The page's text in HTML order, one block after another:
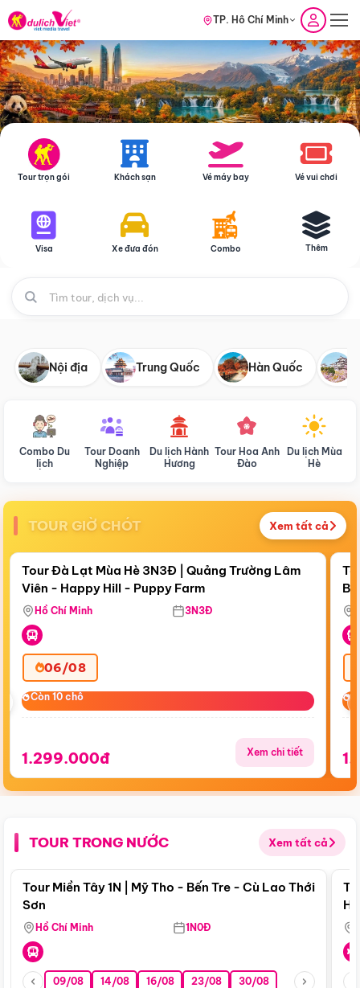
TP. Hồ Chí Minh
Tour trọn gói Khách sạn Vé máy bay Vé vui chơi
Visa Xe đưa đón Combo Thêm
Nội địa Trung Quốc Hàn Quốc
Combo Du
lịch
Tour Doanh
Nghiệp
Du lịch Hành
Hương
Tour Hoa Anh
Đào
Du lịch Mùa
Hè
TOUR GIỜ CHÓT Xem tất cả
Còn18:30:54
Điểm nổi bật
Tour Đà Lạt Mùa Hè 3N3Đ | Quảng Trường Lâm
Viên - Happy Hill - Puppy Farm
Hồ Chí Minh 3N3Đ
06/08
Còn 10 chỗ
Còn 10 chỗ
1.299.000đ Xem chi tiết
TOUR TRONG NƯỚC Xem tất cả
Điểm nổi bật
Tour Miền Tây 1N | Mỹ Tho - Bến Tre - Cù Lao Thới
Sơn
Hồ Chí Minh 1N0Đ
09/08 14/08 16/08 23/08 30/08